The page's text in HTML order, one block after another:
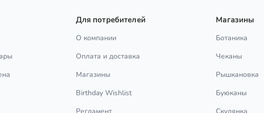
Для потребителей
О компании
Оплата и доставка
Магазины
Birthday Wishlist
Магазины
Ботаника
Чеканы
Рышкановка
Буюканы